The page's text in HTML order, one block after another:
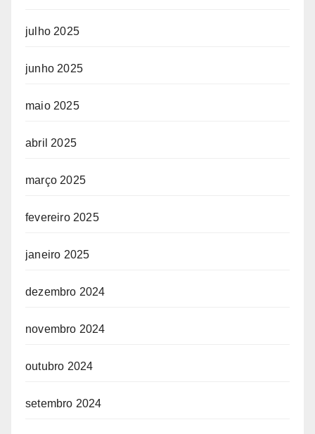
julho 2025
junho 2025
maio 2025
abril 2025
março 2025
fevereiro 2025
janeiro 2025
dezembro 2024
novembro 2024
outubro 2024
setembro 2024